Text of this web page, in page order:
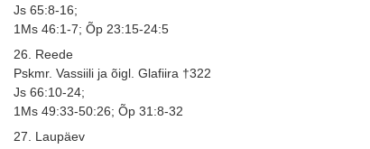
Js 65:8-16;
1Ms 46:1-7; Õp 23:15-24:5
26. Reede
Pskmr. Vassiili ja õigl. Glafiira †322
Js 66:10-24;
1Ms 49:33-50:26; Õp 31:8-32
27. Laupäev